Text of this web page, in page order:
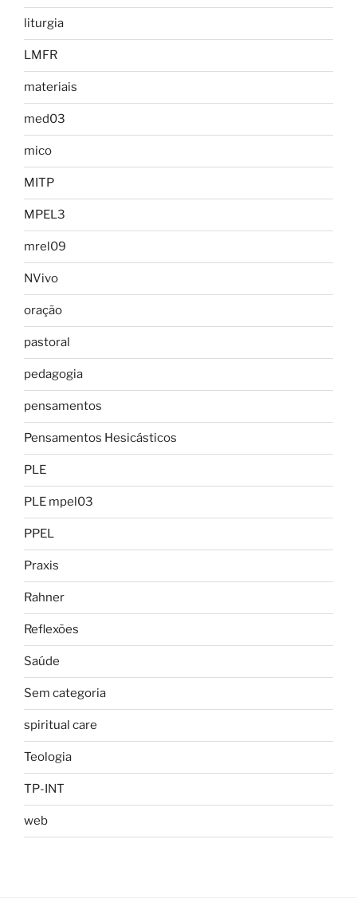
liturgia
LMFR
materiais
med03
mico
MITP
MPEL3
mrel09
NVivo
oração
pastoral
pedagogia
pensamentos
Pensamentos Hesicásticos
PLE
PLE mpel03
PPEL
Praxis
Rahner
Reflexões
Saúde
Sem categoria
spiritual care
Teologia
TP-INT
web